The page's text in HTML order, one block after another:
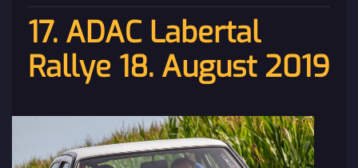
17. ADAC Labertal
Rallye 18. August 2019